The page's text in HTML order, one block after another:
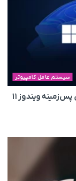
سیستم عامل کامپیوتر
مایکروسافت شایعات جاسوسی سرویس‌های پس‌زمینه ویندوز ۱۱